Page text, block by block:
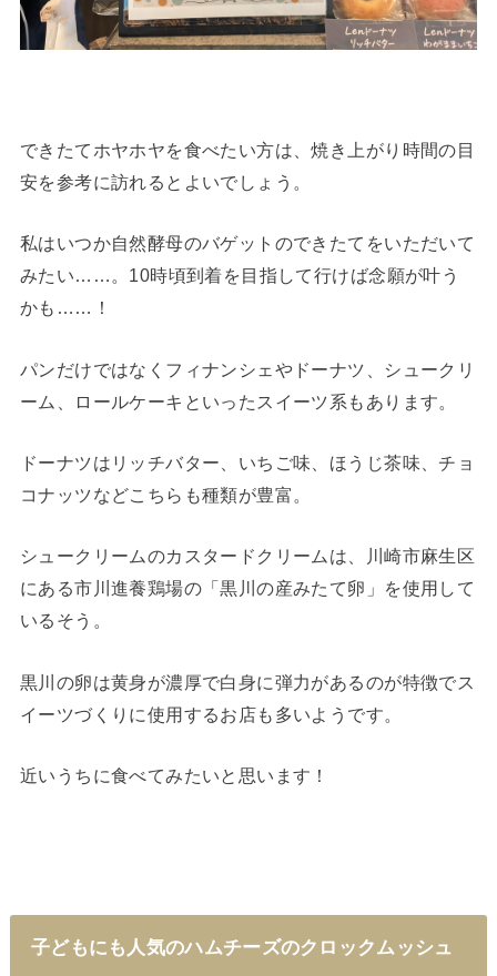
できたてホヤホヤを食べたい方は、焼き上がり時間の目
安を参考に訪れるとよいでしょう。
私はいつか自然酵母のバゲットのできたてをいただいて
みたい……。10時頃到着を目指して行けば念願が叶う
かも……！
パンだけではなくフィナンシェやドーナツ、シュークリ
ーム、ロールケーキといったスイーツ系もあります。
ドーナツはリッチバター、いちご味、ほうじ茶味、チョ
コナッツなどこちらも種類が豊富。
シュークリームのカスタードクリームは、川崎市麻生区
にある市川進養鶏場の「黒川の産みたて卵」を使用して
いるそう。
黒川の卵は黄身が濃厚で白身に弾力があるのが特徴でス
イーツづくりに使用するお店も多いようです。
近いうちに食べてみたいと思います！
子どもにも人気のハムチーズのクロックムッシュ